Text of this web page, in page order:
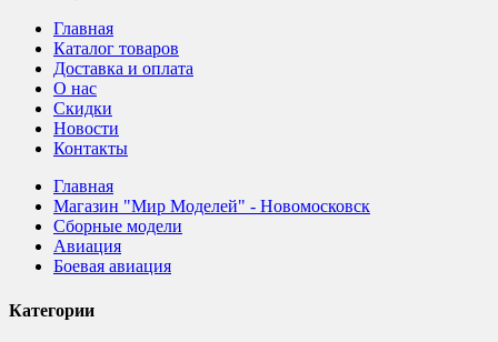
Главная
Каталог товаров
Доставка и оплата
О нас
Скидки
Новости
Контакты
Главная
Магазин "Мир Моделей" - Новомосковск
Сборные модели
Авиация
Боевая авиация
Категории